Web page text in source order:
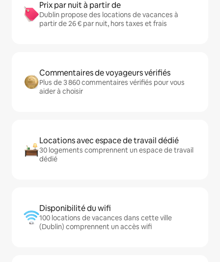
Prix par nuit à partir de
Dublin propose des locations de vacances à
partir de 26 € par nuit, hors taxes et frais
Commentaires de voyageurs vérifiés
Plus de 3 860 commentaires vérifiés pour vous
aider à choisir
Locations avec espace de travail dédié
30 logements comprennent un espace de travail
dédié
Disponibilité du wifi
100 locations de vacances dans cette ville
(Dublin) comprennent un accès wifi